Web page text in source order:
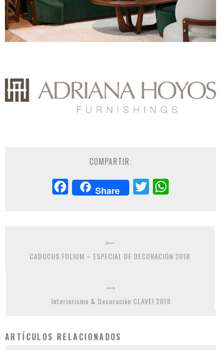
COMPARTIR:
Facebook
Share Twitter
CADUCUS FOLIUM – ESPECIAL DE DECORACIÓN 2018
Interiorismo & Decoración CLAVE! 2018
ARTÍCULOS RELACIONADOS